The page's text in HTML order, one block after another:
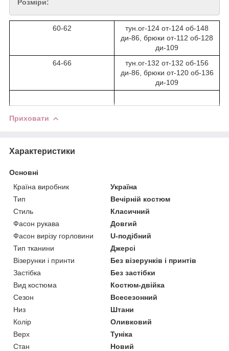
Розміри:
60-62
тун.ог-124 от-124 об-148
ди-86, брюки от-112 об-128
ди-109
64-66
тун.ог-132 от-132 об-156
ди-86, брюки от-120 об-136
ди-109
Приховати
Характеристики
Основні
Країна виробник
Україна
Тип
Вечірній костюм
Стиль
Класичний
Фасон рукава
Довгий
Фасон вирізу горловини
U-подібний
Тип тканини
Джерсі
Візерунки і принти
Без візерунків і принтів
Застібка
Без застібки
Вид костюма
Костюм-двійка
Сезон
Всесезонний
Низ
Штани
Колір
Оливковий
Верх
Туніка
Стан
Новий